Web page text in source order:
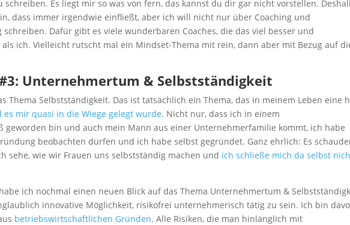
schreiben. Es liegt mir so was von fern, das kannst du dir gar nicht vorstellen.
dass immer irgendwie einfließt, aber ich will nicht nur über Coaching und
Dafür gibt es viele wunderbaren Coaches, die das viel besser und
ich. Vielleicht rutscht mal ein Mindset-Thema mit rein, dann aber mit Bezug auf
Unternehmertum & Selbstständigkeit
Thema Selbstständigkeit. Das ist tatsächlich ein Thema, das in meinem Leben eine
es mir quasi in die Wiege gelegt wurde. Nicht nur, dass ich in einem
geworden bin und auch mein Mann aus einer Unternehmerfamilie kommt, ich habe
beobachten dürfen und ich habe selbst gegründet. Ganz ehrlich: Es
sehe, wie wir Frauen uns selbstständig machen und ich schließe mich da selbst
habe ich nochmal einen neuen Blick auf das Thema Unternehmertum &
innovative Möglichkeit, risikofrei unternehmerisch tätig zu sein. Ich bin
betriebswirtschaftlichen Gründen. Alle Risiken, die man hinlänglich mit